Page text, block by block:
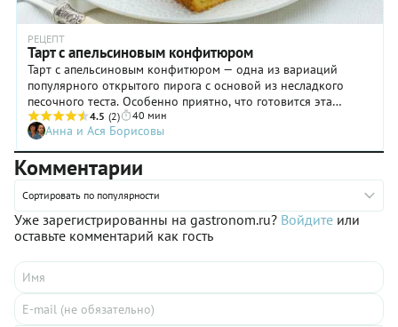
РЕЦЕПТ
Тарт с апельсиновым конфитюром
Тарт с апельсиновым конфитюром — одна из вариаций
популярного открытого пирога с основой из несладкого
песочного теста. Особенно приятно, что готовится эта
вкусная и красивая выпечка быстро и просто. В нашем
рецепте используется готовое тесто и практически готовая
начинка — апельсиновый конфитюр, над которым нужно
лишь немного «поколдовать». Для выпечки пирога лучше
всего подойдет разъемная форма. Главное, не спешите
извлекать готовый апельсиновый тарт из формы сразу после
того, как достанете его из духовки — обязательно дайте ему
остыть.
4.5 (2) 40 мин
Анна и Ася Борисовы
Комментарии
Сортировать по популярности
Уже зарегистрированны на gastronom.ru? Войдите или
оставьте комментарий как гость